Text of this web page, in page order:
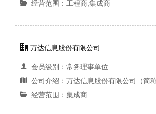
经营范围：工程商,集成商
万达信息股份有限公司
会员级别：常务理事单位
公司介绍：万达信息股份有限公司（简称“万达信息”）总部设在上海市，地址：闵行区联航路1518号，在北京、天津、成都、青岛、南京、扬州、深圳、宁波、杭州、广州、贵阳、哈尔滨、鄂尔多斯以及美国
经营范围：集成商